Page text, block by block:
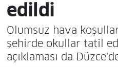
edildi
Olumsuz hava
şehirde okullar tatil
açıklaması da
Haber Arşivi